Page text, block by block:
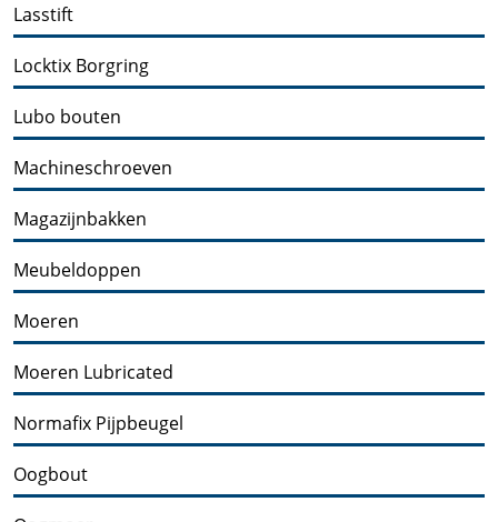
Lasstift
Locktix Borgring
Lubo bouten
Machineschroeven
Magazijnbakken
Meubeldoppen
Moeren
Moeren Lubricated
Normafix Pijpbeugel
Oogbout